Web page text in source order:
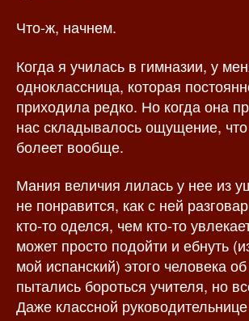
Что-ж, начнем.
Когда я училась в гимназии, у
одноклассница, которая
приходила редко. Но когда она
нас складывалось ощущение,
болеет вообще.
Мания величия лилась у нее из
не понравится, как с ней
кто-то оделся, чем кто-то
может просто подойти и ебнуть
мой испанский) этого человека
пытались бороться учителя, но
Даже классной